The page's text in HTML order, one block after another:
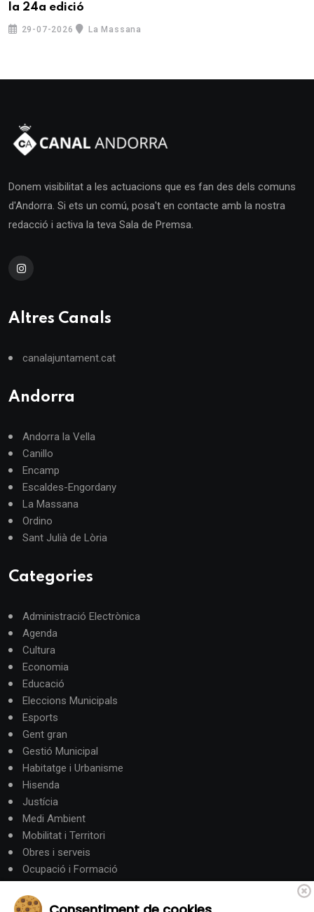
la 24a edició
29-07-2026 La Massana
Donem visibilitat a les actuacions que es fan des dels comuns
d'Andorra. Si ets un comú, posa't en contacte amb la nostra
redacció i activa la teva Sala de Premsa.
Altres Canals
canalajuntament.cat
Andorra
Andorra la Vella
Canillo
Encamp
Escaldes-Engordany
La Massana
Ordino
Sant Julià de Lòria
Categories
Administració Electrònica
Agenda
Cultura
Economia
Educació
Eleccions Municipals
Esports
Gent gran
Gestió Municipal
Habitatge i Urbanisme
Hisenda
Justícia
Medi Ambient
Mobilitat i Territori
Obres i serveis
Ocupació i Formació
Política